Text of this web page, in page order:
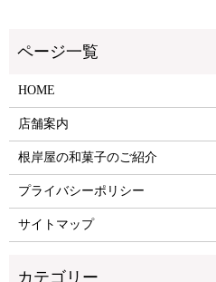
HOME
店舗案内
根岸屋の和菓子のご紹介
プライバシーポリシー
サイトマップ